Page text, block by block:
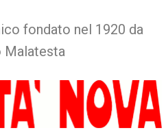
fondato nel 1920 da
Malatesta